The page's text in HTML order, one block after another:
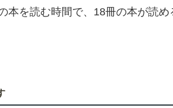
本を読む時間で、18冊の本が読め